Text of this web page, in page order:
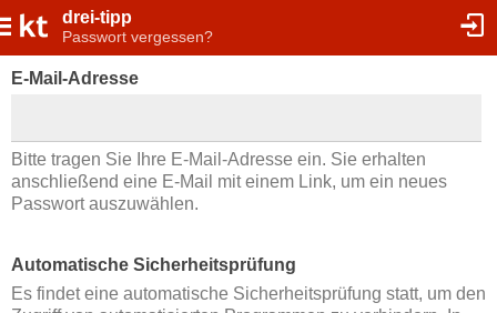
drei-tipp
Passwort vergessen?
E-Mail-Adresse
Bitte tragen Sie Ihre E-Mail-Adresse ein. Sie erhalten
anschließend eine E-Mail mit einem Link, um ein neues
Passwort auszuwählen.
Automatische Sicherheitsprüfung
Es findet eine automatische Sicherheitsprüfung statt, um den